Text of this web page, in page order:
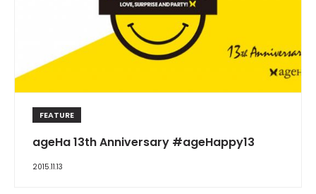
FEATURE
ageHa 13th Anniversary #ageHappy13
2015.11.13